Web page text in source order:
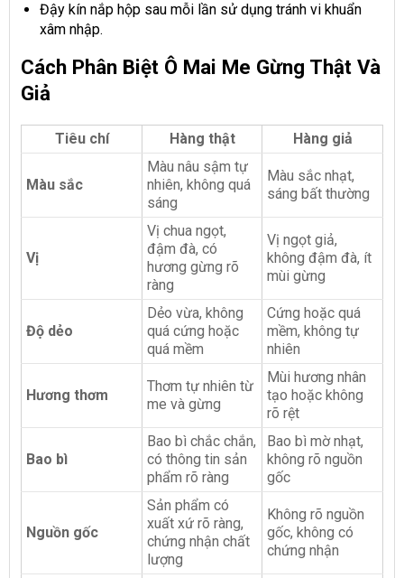
Đậy kín nắp hộp sau mỗi lần sử dụng tránh vi khuẩn
xâm nhập.
Cách Phân Biệt Ô Mai Me Gừng Thật Và
Giả
Tiêu chí Hàng thật Hàng giả
Màu sắc
Màu nâu sậm tự
nhiên, không quá
sáng
Màu sắc nhạt,
sáng bất thường
Vị
Vị chua ngọt,
đậm đà, có
hương gừng rõ
ràng
Vị ngọt giả,
không đậm đà, ít
mùi gừng
Độ dẻo
Dẻo vừa, không
quá cứng hoặc
quá mềm
Cứng hoặc quá
mềm, không tự
nhiên
Hương thơm
Thơm tự nhiên từ
me và gừng
Mùi hương nhân
tạo hoặc không
rõ rệt
Bao bì
Bao bì chắc chắn,
có thông tin sản
phẩm rõ ràng
Bao bì mờ nhạt,
không rõ nguồn
gốc
Nguồn gốc
Sản phẩm có
xuất xứ rõ ràng,
chứng nhận chất
lượng
Không rõ nguồn
gốc, không có
chứng nhận